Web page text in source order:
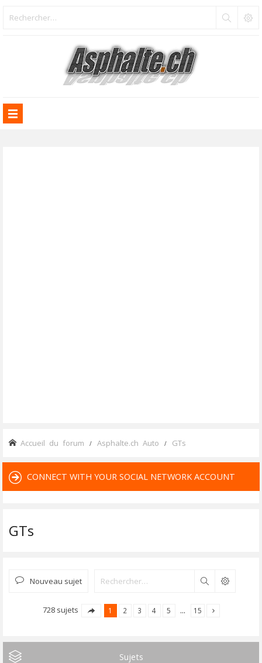
Accueil du forum Asphalte.ch Auto GTs
CONNECT WITH YOUR SOCIAL NETWORK ACCOUNT
GTs
Nouveau sujet Rechercher
728 sujets 1 2 3 4 5 … 15
Sujets